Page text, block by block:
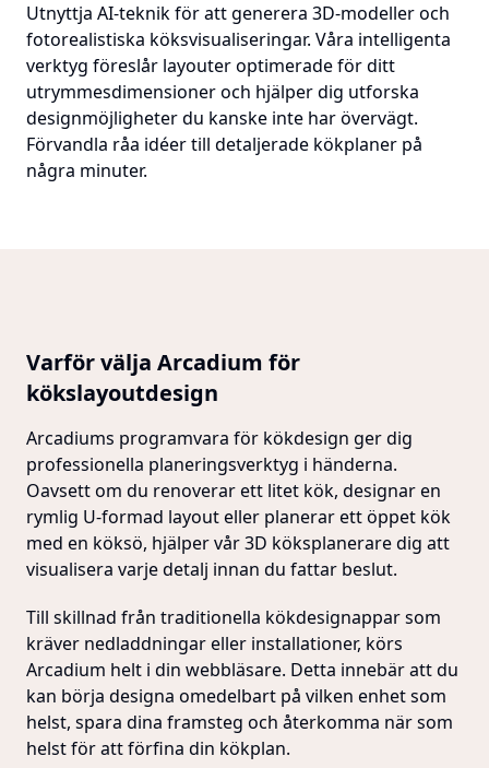
Utnyttja AI-teknik för att generera 3D-modeller och
fotorealistiska köksvisualiseringar. Våra intelligenta
verktyg föreslår layouter optimerade för ditt
utrymmesdimensioner och hjälper dig utforska
designmöjligheter du kanske inte har övervägt.
Förvandla råa idéer till detaljerade kökplaner på
några minuter.
Varför välja Arcadium för
kökslayoutdesign
Arcadiums programvara för kökdesign ger dig
professionella planeringsverktyg i händerna.
Oavsett om du renoverar ett litet kök, designar en
rymlig U-formad layout eller planerar ett öppet kök
med en köksö, hjälper vår 3D köksplanerare dig att
visualisera varje detalj innan du fattar beslut.
Till skillnad från traditionella kökdesignappar som
kräver nedladdningar eller installationer, körs
Arcadium helt i din webbläsare. Detta innebär att du
kan börja designa omedelbart på vilken enhet som
helst, spara dina framsteg och återkomma när som
helst för att förfina din kökplan.